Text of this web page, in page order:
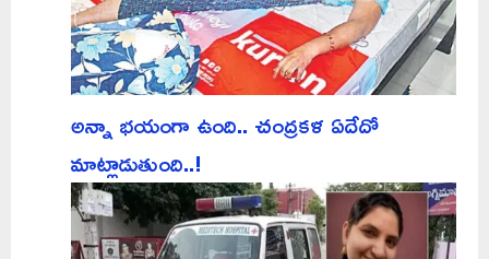
అన్నా భయంగా ఉంది.. చంద్రకళ ఏదేదో
మాట్లాడుతుంది..!